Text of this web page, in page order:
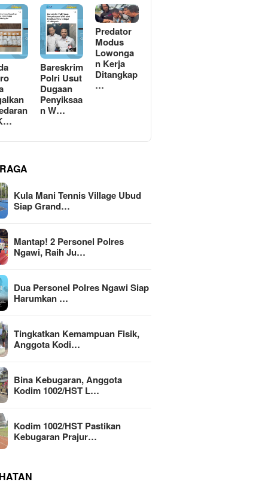
Bareskrim
Polri Usut
Dugaan
Penyiksaa
n W…
Predator
Modus
Lowonga
n Kerja
Ditangkap
…
Kula Mani Tennis Village Ubud
Siap Grand…
Mantap! 2 Personel Polres
Ngawi, Raih Ju…
Dua Personel Polres Ngawi Siap
Harumkan …
Tingkatkan Kemampuan Fisik,
Anggota Kodi…
Bina Kebugaran, Anggota
Kodim 1002/HST L…
Kodim 1002/HST Pastikan
Kebugaran Prajur…